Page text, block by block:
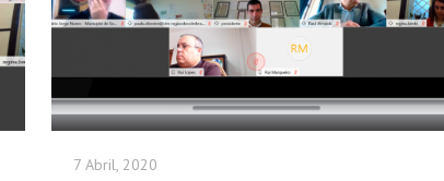
7 Abril, 2020